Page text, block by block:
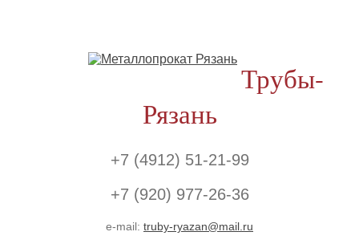
Трубы-
Рязань
+7 (4912) 51-21-99
+7 (920) 977-26-36
e-mail: truby-ryazan@mail.ru